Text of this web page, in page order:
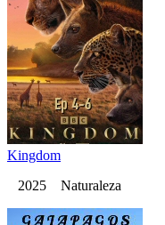
Kingdom
2025 Naturaleza